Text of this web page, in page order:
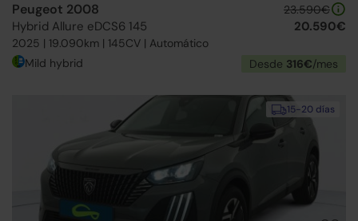
Peugeot 2008
Hybrid Allure eDCS6 145
2025 | 19.090km | 145CV | Automático
23.590€
20.590€
Mild hybrid Desde 316€/mes
15-20 días